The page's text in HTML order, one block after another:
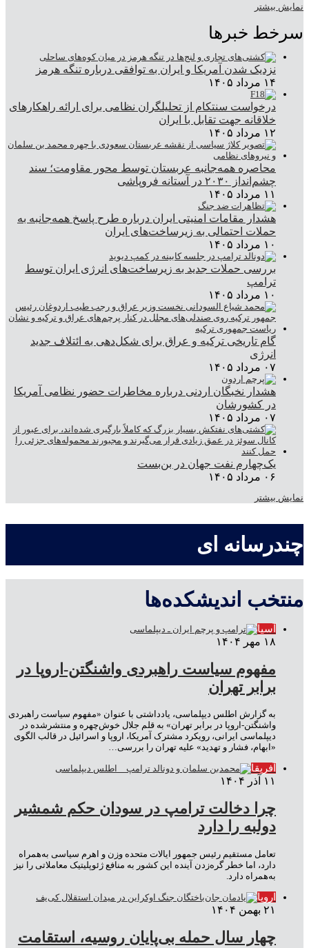
نمایش بیشتر
سرخط خبرها
نزدیک شدن آمریکا و ایران به توافقی درباره تنگه هرمز
۱۴ مرداد ۱۴۰۵
درخواست سنتکام از تحلیلگران نظامی برای ارائه راهکارهای
خلاقانه جهت تقابل با ایران
۱۲ مرداد ۱۴۰۵
محاصره همه‌جانبه عربستان توسط محور مقاومت؛ سند
چشم‌انداز ۲۰۳۰ در آستانه فروپاشی
۱۱ مرداد ۱۴۰۵
هشدار مقامات امنیتی ایران درباره طرح پاسخ همه‌جانبه به
حملات احتمالی به زیرساخت‌های ایران
۱۰ مرداد ۱۴۰۵
بررسی حملات جدید به زیرساخت‌های انرژی ایران توسط
ترامپ
۱۰ مرداد ۱۴۰۵
گام تاریخی ترکیه و عراق برای شکل‌دهی به ائتلاف جدید
انرژی
۰۷ مرداد ۱۴۰۵
هشدار نخبگان اردنی درباره مخاطرات حضور نظامی آمریکا
در کشورشان
۰۷ مرداد ۱۴۰۵
یک‌چهارم نفت جهان در بن‌بست
۰۶ مرداد ۱۴۰۵
نمایش بیشتر
چندرسانه ای
منتخب اندیشکده‌ها
آسیا
۱۸ مهر ۱۴۰۴
مفهوم سیاست راهبردی واشنگتن-اروپا در
برابر تهران
به گزارش اطلس دیپلماسی، یادداشتی با ‌عنوان «مفهوم سیاست راهبردی
واشنگتن-اروپا در برابر تهران» به قلم جلال خوش‌چهره و منتشر‌شده در
دیپلماسی ایرانی، رویکرد مشترک آمریکا، اروپا و اسرائیل در قالب الگوی
«ابهام، فشار و تهدید» علیه تهران را بررسی…
آفریقا
۱۱ آذر ۱۴۰۴
چرا دخالت ترامپ در سودان حکم شمشیر
دولبه را دارد
تعامل مستقیم رئیس جمهور ایالات متحده وزن و اهرم سیاسی به‌همراه
دارد، اما خطر گره‌زدن آینده این کشور به منافع ژئوپلیتیک معاملاتی را نیز
به‌همراه دارد.
اروپا
۲۱ بهمن ۱۴۰۴
چهار سال حمله بی‌پایان روسیه، استقامت